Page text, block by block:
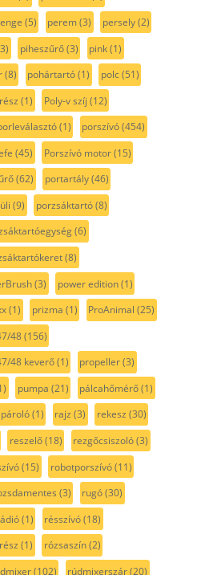
(5) perem(3) persely(2)
piheszűrő(3) pink(1)
(8) pohártartó(1) polc(51)
(1) Poly-v szíj (12)
(1) porszívó(454)
(45) Porszívó motor(15)
(62) portartály(46)
(9) porzsáktartó(8)
(6)
(8)
(3) power edition(1)
(1) prizma (1) ProAnimal (25)
48(156)
48 keverő(1) propeller(3)
pumpa (21) pálcahőmérő(1)
pároló(1) rajz (3) rekesz (30)
reszelő(18) rezgőcsiszoló(3)
(15) robotporszívó(11)
(3) rugó(30)
(1) résszívó(18)
(1) rózsaszín(2)
(102) rúdmixerszár(20)